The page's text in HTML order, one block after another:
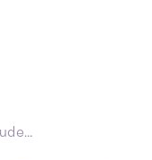
Fact-checking, Brand Safety et Fraude Publicitaire : Pourquoi les annonceurs doivent renforcer leur vigilance en ce début 2025